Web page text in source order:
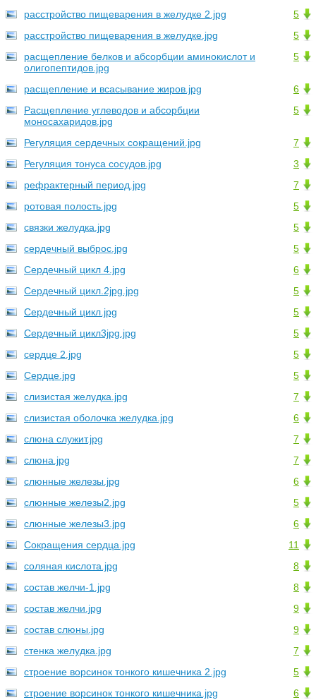
5
расстройство пищеварения в желудке 2.jpg
5
расстройство пищеварения в желудке.jpg
5
расщепление белков и абсорбции аминокислот и
олигопептидов.jpg
6
расщепление и всасывание жиров.jpg
5
Расщепление углеводов и абсорбции
моносахаридов.jpg
7
Регуляция сердечных сокращений.jpg
3
Регуляция тонуса сосудов.jpg
7
рефрактерный период.jpg
5
ротовая полость.jpg
5
связки желудка.jpg
5
сердечный выброс.jpg
6
Сердечный цикл 4.jpg
5
Сердечный цикл.2jpg.jpg
5
Сердечный цикл.jpg
5
Сердечный цикл3jpg.jpg
5
сердце 2.jpg
5
Сердце.jpg
7
слизистая желудка.jpg
6
слизистая оболочка желудка.jpg
7
слюна служит.jpg
7
слюна.jpg
6
слюнные железы.jpg
5
слюнные железы2.jpg
6
слюнные железы3.jpg
11
Сокращения сердца.jpg
8
соляная кислота.jpg
8
состав желчи-1.jpg
9
состав желчи.jpg
9
состав слюны.jpg
7
стенка желудка.jpg
5
строение ворсинок тонкого кишечника 2.jpg
6
строение ворсинок тонкого кишечника.jpg